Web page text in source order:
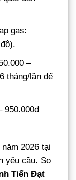
gas:
–
tháng/lần để
950.000đ
2026 tại
yêu cầu. So
Tiến Đạt